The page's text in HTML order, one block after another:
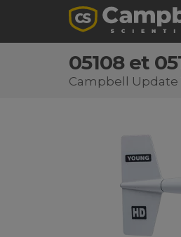
05108 et
Campbell Update